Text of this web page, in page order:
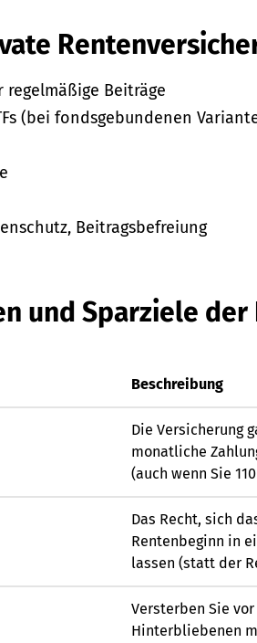
Beiträge
(bei fondsgebundenen
Beitragsbefreiung
und Sparziele der
Beschreibung
Die Versicherung
monatliche
(auch wenn Sie
Das Recht, sich
Rentenbeginn in
lassen (statt der
Versterben Sie
Hinterbliebenen